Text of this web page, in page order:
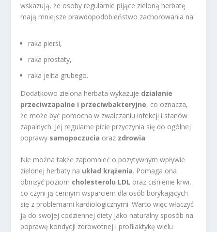
wskazują, że osoby regularnie pijące zieloną herbatę
mają mniejsze prawdopodobieństwo zachorowania na:
raka piersi,
raka prostaty,
raka jelita grubego.
Dodatkowo zielona herbata wykazuje działanie
przeciwzapalne i przeciwbakteryjne, co oznacza,
że może być pomocna w zwalczaniu infekcji i stanów
zapalnych. Jej regularne picie przyczynia się do ogólnej
poprawy samopoczucia oraz zdrowia.
Nie można także zapomnieć o pozytywnym wpływie
zielonej herbaty na układ krążenia. Pomaga ona
obniżyć poziom cholesterolu LDL oraz ciśnienie krwi,
co czyni ją cennym wsparciem dla osób borykających
się z problemami kardiologicznymi. Warto więc włączyć
ją do swojej codziennej diety jako naturalny sposób na
poprawę kondycji zdrowotnej i profilaktykę wielu